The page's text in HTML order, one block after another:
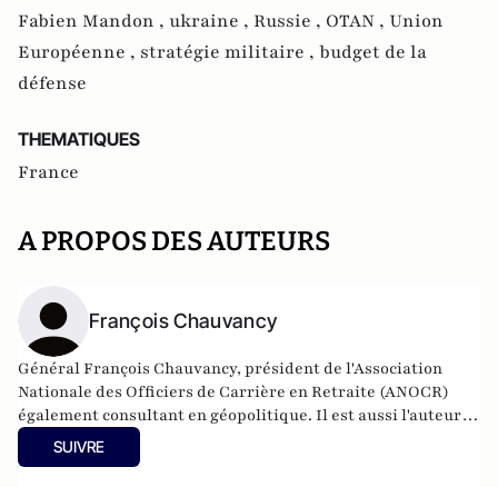
Fabien Mandon , ukraine , Russie , OTAN , Union
Européenne , stratégie militaire , budget de la
défense
THEMATIQUES
France
A PROPOS DES AUTEURS
François Chauvancy
Général François Chauvancy, président de l'Association
Nationale des Officiers de Carrière en Retraite (ANOCR)
également consultant en géopolitique. Il est aussi l'auteur
de « Blocus du Qatar : l’offensive manquée. Guerre de
l’information, jeux d’influence, affrontement économique
SUIVRE